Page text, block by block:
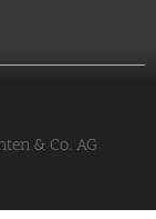
& Co. AG